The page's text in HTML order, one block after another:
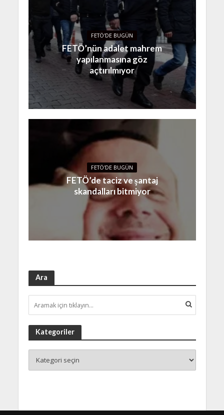
FETÖ'DE BUGÜN
FETÖ’nün adalet mahrem
yapılanmasına göz
açtırılmıyor
FETÖ'DE BUGÜN
FETÖ’de taciz ve şantaj
skandalları bitmiyor
Ara
Kategoriler